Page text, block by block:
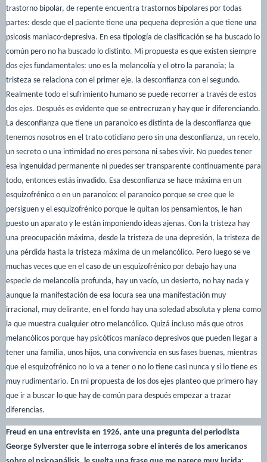
trastorno bipolar, de repente encuentra trastornos bipolares por todas
partes: desde que el paciente tiene una pequeña depresión a que tiene una
psicosis maniaco-depresiva. En esa tipología de clasificación se ha buscado lo
común pero no ha buscado lo distinto. Mi propuesta es que existen siempre
dos ejes fundamentales: uno es la melancolía y el otro la paranoia; la
tristeza se relaciona con el primer eje, la desconfianza con el segundo.
Realmente todo el sufrimiento humano se puede recorrer a través de estos
dos ejes. Después es evidente que se entrecruzan y hay que ir diferenciando.
La desconfianza que tiene un paranoico es distinta de la desconfianza que
tenemos nosotros en el trato cotidiano pero sin una desconfianza, un recelo,
un secreto o una intimidad no eres persona ni sabes vivir. No puedes tener
esa ingenuidad permanente ni puedes ser transparente continuamente para
todo, entonces estás invadido. Esa desconfianza se hace máxima en un
esquizofrénico o en un paranoico: el paranoico porque se cree que le
persiguen y el esquizofrénico porque le quitan los pensamientos, le han
puesto un aparato y le están imponiendo ideas ajenas. Con la tristeza hay
una preocupación máxima, desde la tristeza de una depresión, la tristeza de
una pérdida hasta la tristeza máxima de un melancólico. Pero luego se ve
muchas veces que en el caso de un esquizofrénico por debajo hay una
especie de melancolía profunda, hay un vacío, un desierto, no hay nada y
aunque la manifestación de esa locura sea una manifestación muy
irracional, muy delirante, en el fondo hay una soledad absoluta y plena como
la que muestra cualquier otro melancólico. Quizá incluso más que otros
melancólicos porque hay psicóticos maníaco depresivos que pueden llegar a
tener una familia, unos hijos, una convivencia en sus fases buenas, mientras
que el esquizofrénico no lo va a tener o no lo tiene casi nunca y si lo tiene es
muy rudimentario. En mi propuesta de los dos ejes planteo que primero hay
que ir a buscar lo que hay de común para después empezar a trazar
diferencias.
Freud en una entrevista en 1926, ante una pregunta del periodista
George Sylverster que le interroga sobre el interés de los americanos